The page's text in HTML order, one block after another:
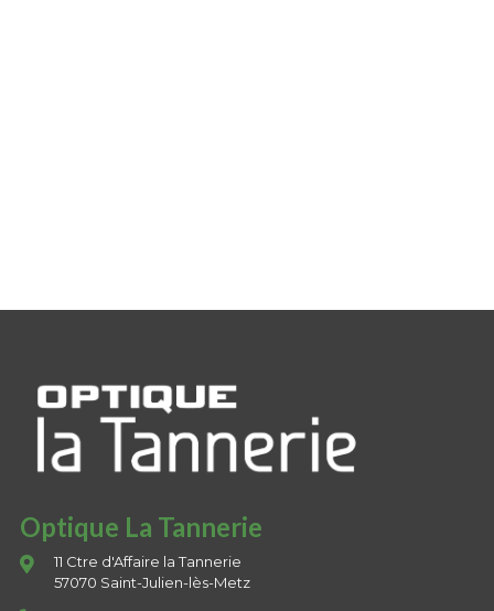
Optique La Tannerie
11 Ctre d'Affaire la Tannerie
57070 Saint-Julien-lès-Metz